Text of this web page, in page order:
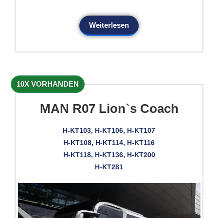
Weiterlesen
10X VORHANDEN
MAN R07 Lion`s Coach
H-KT103, H-KT106, H-KT107
H-KT108, H-KT114, H-KT116
H-KT118, H-KT136, H-KT200
H-KT281